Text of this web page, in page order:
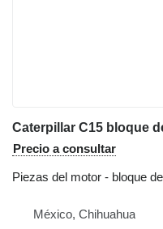
Caterpillar C15 bloque
Precio a consultar
Piezas del motor - bloque
México, Chihuahua